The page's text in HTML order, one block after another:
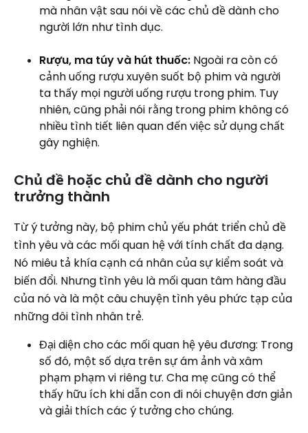
mà nhân vật sau nói về các chủ đề dành cho
người lớn như tình dục.
Rượu, ma túy và hút thuốc: Ngoài ra còn có
cảnh uống rượu xuyên suốt bộ phim và người
ta thấy mọi người uống rượu trong phim. Tuy
nhiên, cũng phải nói rằng trong phim không có
nhiều tình tiết liên quan đến việc sử dụng chất
gây nghiện.
Chủ đề hoặc chủ đề dành cho người
trưởng thành
Từ ý tưởng này, bộ phim chủ yếu phát triển chủ đề
tình yêu và các mối quan hệ với tính chất đa dạng.
Nó miêu tả khía cạnh cá nhân của sự kiểm soát và
biến đổi. Nhưng tình yêu là mối quan tâm hàng đầu
của nó và là một câu chuyện tình yêu phức tạp của
những đôi tình nhân trẻ.
Đại diện cho các mối quan hệ yêu đương: Trong
số đó, một số dựa trên sự ám ảnh và xâm
phạm phạm vi riêng tư. Cha mẹ cũng có thể
thấy hữu ích khi dẫn con đi nói chuyện đơn giản
và giải thích các ý tưởng cho chúng.